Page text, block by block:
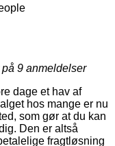
9 anmeldelser
dage et hav af
hos mange er nu
som gør at du kan
Den er altså
fragtløsning